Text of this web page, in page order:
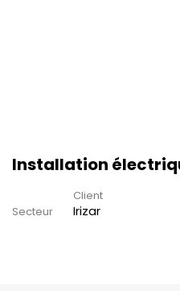
Installation
Secteur
Client
Irizar